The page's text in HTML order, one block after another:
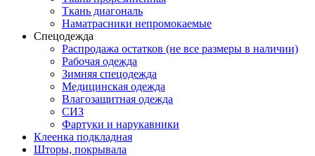
Ткань диагональ
Наматрасники непромокаемые
Спецодежда
Распродажа остатков (не все размеры в наличии)
Рабочая одежда
Зимняя спецодежда
Медицинская одежда
Влагозащитная одежда
СИЗ
Фартуки и нарукавники
Клеенка подкладная
Шторы, покрывала